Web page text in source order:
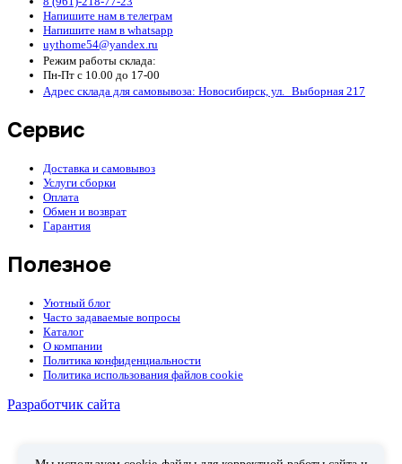
Напишите нам в телеграм
Напишите нам в whatsapp
uythome54@yandex.ru
Режим работы склада:
Пн-Пт с 10.00 до 17-00
Адрес склада для самовывоза: Новосибирск, ул. Выборная 217
Сервис
Доставка и самовывоз
Услуги сборки
Оплата
Обмен и возврат
Гарантия
Полезное
Уютный блог
Часто задаваемые вопросы
Каталог
О компании
Политика конфиденциальности
Политика использования файлов cookie
Разработчик сайта